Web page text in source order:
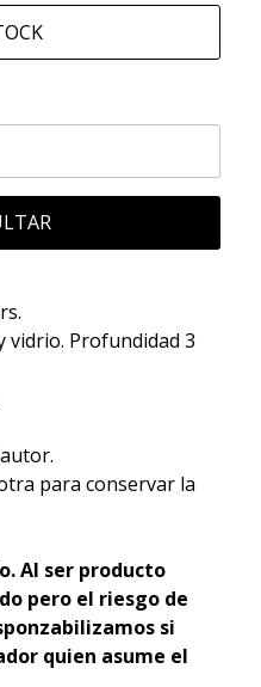
vidrio. Profundidad 3
para conservar la
Al ser producto
pero el riesgo de
si
quien asume el